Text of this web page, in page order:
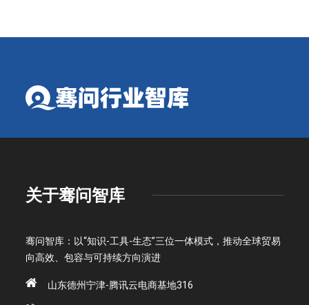
关于骞问智库
骞问智库：以“知识-工具-生态”三位一体模式，推动全球贸易
向高效、包容与可持续方向演进
山东德州宁津-腾讯云电商基地316